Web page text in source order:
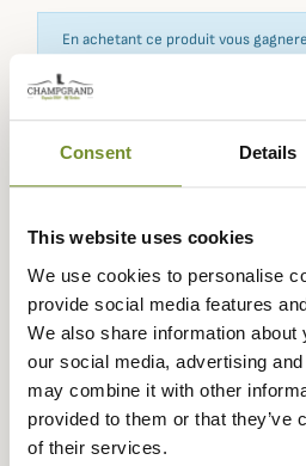
Consent Details
This website uses cookies
We use cookies to personalise
provide social media features
We also share information
our social media, advertising
may combine it with other
provided to them or that they’ve
of their services.
En achetant ce produit vous
Expédié dans Échange ou
90 jours
Description
Champgrand vous propose cette